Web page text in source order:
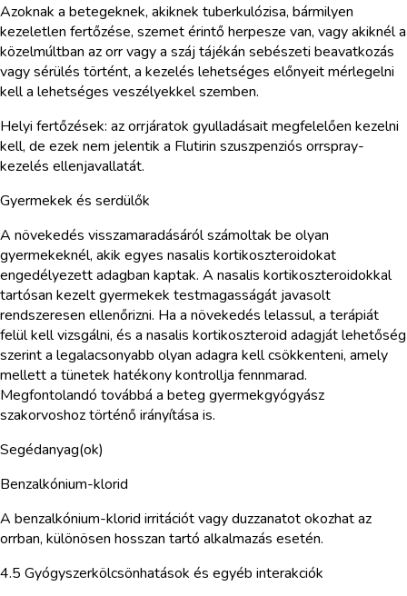
Azoknak a betegeknek, akiknek tuberkulózisa, bármilyen
kezeletlen fertőzése, szemet érintő herpesze van, vagy akiknél a
közelmúltban az orr vagy a száj tájékán sebészeti beavatkozás
vagy sérülés történt, a kezelés lehetséges előnyeit mérlegelni
kell a lehetséges veszélyekkel szemben.
Helyi fertőzések: az orrjáratok gyulladásait megfelelően kezelni
kell, de ezek nem jelentik a Flutirin szuszpenziós orrspray-
kezelés ellenjavallatát.
Gyermekek és serdülők
A növekedés visszamaradásáról számoltak be olyan
gyermekeknél, akik egyes nasalis kortikoszteroidokat
engedélyezett adagban kaptak. A nasalis kortikoszteroidokkal
tartósan kezelt gyermekek testmagasságát javasolt
rendszeresen ellenőrizni. Ha a növekedés lelassul, a terápiát
felül kell vizsgálni, és a nasalis kortikoszteroid adagját lehetőség
szerint a legalacsonyabb olyan adagra kell csökkenteni, amely
mellett a tünetek hatékony kontrollja fennmarad.
Megfontolandó továbbá a beteg gyermekgyógyász
szakorvoshoz történő irányítása is.
Segédanyag(ok)
Benzalkónium-klorid
A benzalkónium-klorid irritációt vagy duzzanatot okozhat az
orrban, különösen hosszan tartó alkalmazás esetén.
4.5 Gyógyszerkölcsönhatások és egyéb interakciók